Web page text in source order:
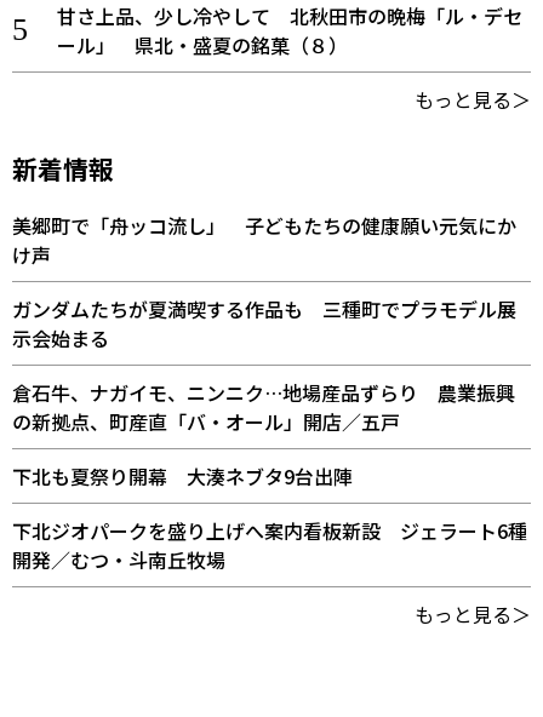
甘さ上品、少し冷やして 北秋田市の晩梅「ル・デセ
ール」 県北・盛夏の銘菓（８）
もっと見る＞
新着情報
美郷町で「舟ッコ流し」 子どもたちの健康願い元気にか
け声
ガンダムたちが夏満喫する作品も 三種町でプラモデル展
示会始まる
倉石牛、ナガイモ、ニンニク…地場産品ずらり 農業振興
の新拠点、町産直「バ・オール」開店／五戸
下北も夏祭り開幕 大湊ネブタ9台出陣
下北ジオパークを盛り上げへ案内看板新設 ジェラート6種
開発／むつ・斗南丘牧場
もっと見る＞